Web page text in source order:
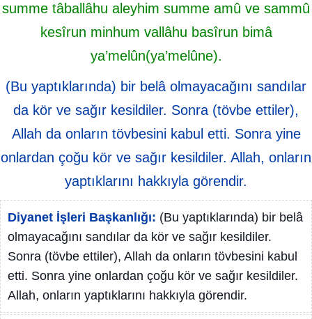
summe tâballâhu aleyhim summe amû ve sammû
kesîrun minhum vallâhu basîrun bimâ
ya’melûn(ya’melûne).
(Bu yaptıklarında) bir belâ olmayacağını sandılar
da kör ve sağır kesildiler. Sonra (tövbe ettiler),
Allah da onların tövbesini kabul etti. Sonra yine
onlardan çoğu kör ve sağır kesildiler. Allah, onların
yaptıklarını hakkıyla görendir.
Diyanet İşleri Başkanlığı: (Bu yaptıklarında) bir belâ
olmayacağını sandılar da kör ve sağır kesildiler.
Sonra (tövbe ettiler), Allah da onların tövbesini kabul
etti. Sonra yine onlardan çoğu kör ve sağır kesildiler.
Allah, onların yaptıklarını hakkıyla görendir.